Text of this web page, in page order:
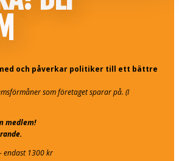
och påverkar politiker till ett bättre
som företaget sparar på. (I
medlem!
endast 1300 kr